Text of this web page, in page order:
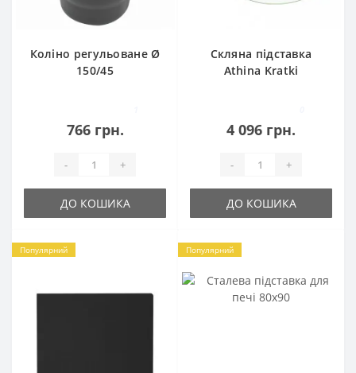
Коліно регульоване Ø
150/45
766 грн.
- +
ДО КОШИКА
Скляна підставка
Athina Kratki
4 096 грн.
- +
ДО КОШИКА
Популярний Популярний